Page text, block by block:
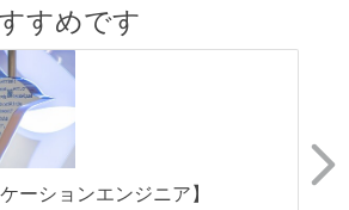
すめです
ーションエンジニア】